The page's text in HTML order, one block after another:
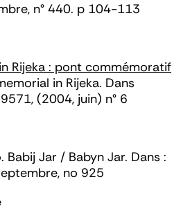
n° 440. p 104-113
Rijeka : pont commémoratif
in Rijeka. Dans
(2004, juin) n° 6
Babij Jar / Babyn Jar. Dans :
no 925